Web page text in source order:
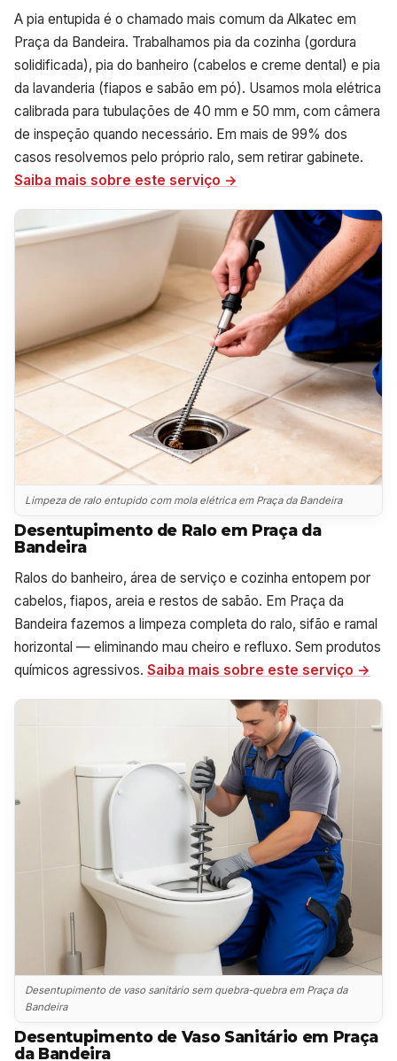
A pia entupida é o chamado mais comum da Alkatec em
Praça da Bandeira. Trabalhamos pia da cozinha (gordura
solidificada), pia do banheiro (cabelos e creme dental) e pia
da lavanderia (fiapos e sabão em pó). Usamos mola elétrica
calibrada para tubulações de 40 mm e 50 mm, com câmera
de inspeção quando necessário. Em mais de 99% dos
casos resolvemos pelo próprio ralo, sem retirar gabinete.
Saiba mais sobre este serviço →
Limpeza de ralo entupido com mola elétrica em Praça da Bandeira
Desentupimento de Ralo em Praça da
Bandeira
Ralos do banheiro, área de serviço e cozinha entopem por
cabelos, fiapos, areia e restos de sabão. Em Praça da
Bandeira fazemos a limpeza completa do ralo, sifão e ramal
horizontal — eliminando mau cheiro e refluxo. Sem produtos
químicos agressivos. Saiba mais sobre este serviço →
Desentupimento de vaso sanitário sem quebra-quebra em Praça da
Bandeira
Desentupimento de Vaso Sanitário em Praça
da Bandeira